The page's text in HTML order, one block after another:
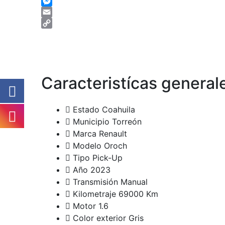
Messenger
Email
Caracteristícas
Estado Coahuila
Municipio Torreón
Marca Renault
Modelo Oroch
Tipo Pick-Up
Año 2023
Transmisión Manual
Kilometraje 69000 Km
Motor 1.6
Color exterior Gris